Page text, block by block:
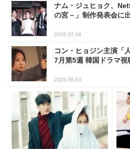
ナム・ジュヒョク、
の宮－」制作発表会に
2026.07.08
コン・ヒョジン主演「
7月第5週 韓国ドラマ視
2026.08.03